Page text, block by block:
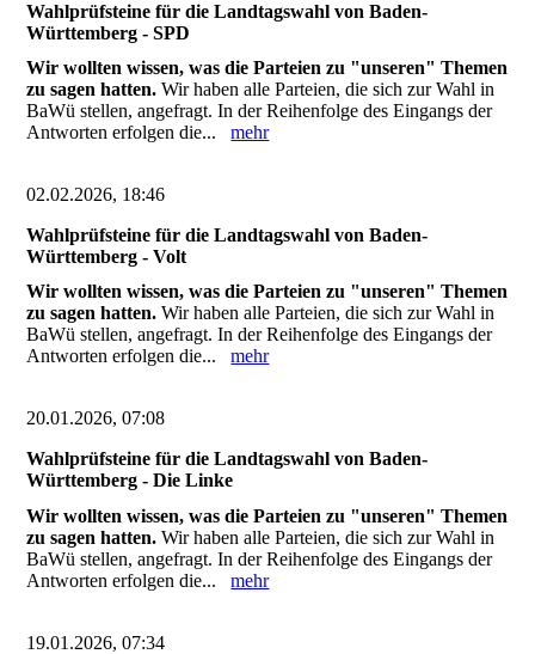
Wahlprüfsteine für die Landtagswahl von Baden-
Württemberg - SPD
Wir wollten wissen, was die Parteien zu "unseren" Themen
zu sagen hatten. Wir haben alle Parteien, die sich zur Wahl in
BaWü stellen, angefragt. In der Reihenfolge des Eingangs der
Antworten erfolgen die...mehr
02.02.2026, 18:46
Wahlprüfsteine für die Landtagswahl von Baden-
Württemberg - Volt
Wir wollten wissen, was die Parteien zu "unseren" Themen
zu sagen hatten. Wir haben alle Parteien, die sich zur Wahl in
BaWü stellen, angefragt. In der Reihenfolge des Eingangs der
Antworten erfolgen die...mehr
20.01.2026, 07:08
Wahlprüfsteine für die Landtagswahl von Baden-
Württemberg - Die Linke
Wir wollten wissen, was die Parteien zu "unseren" Themen
zu sagen hatten. Wir haben alle Parteien, die sich zur Wahl in
BaWü stellen, angefragt. In der Reihenfolge des Eingangs der
Antworten erfolgen die...mehr
19.01.2026, 07:34